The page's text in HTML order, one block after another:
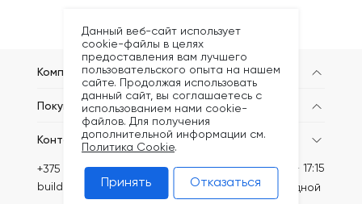
Компания
Покупателям
Контакты
+375 (44) 789-62-08
build@kronex-company.by
Пн-Пт: 8:30 - 17:15
Сб-вс: выходной
Данный веб-сайт использует
cookie-файлы в целях
предоставления вам лучшего
пользовательского опыта на нашем
сайте. Продолжая использовать
данный сайт, вы соглашаетесь с
использованием нами cookie-
файлов. Для получения
дополнительной информации см.
Политика Cookie.
Принять Отказаться